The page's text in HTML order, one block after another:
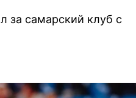
за самарский клуб с